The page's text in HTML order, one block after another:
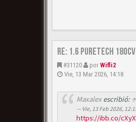
Re: 1.6 puretech
#31120 por Wifli2
Vie, 13 Mar 2026, 14:18
Maxalexescribió: ↑
Vie, 13 Feb 2026,
https://ibb.co/